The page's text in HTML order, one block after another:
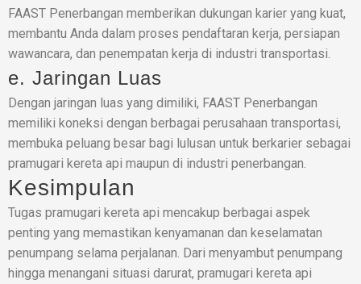
FAAST Penerbangan memberikan dukungan karier yang kuat,
membantu Anda dalam proses pendaftaran kerja, persiapan
wawancara, dan penempatan kerja di industri transportasi.
e. Jaringan Luas
Dengan jaringan luas yang dimiliki, FAAST Penerbangan
memiliki koneksi dengan berbagai perusahaan transportasi,
membuka peluang besar bagi lulusan untuk berkarier sebagai
pramugari kereta api maupun di industri penerbangan.
Kesimpulan
Tugas pramugari kereta api mencakup berbagai aspek
penting yang memastikan kenyamanan dan keselamatan
penumpang selama perjalanan. Dari menyambut penumpang
hingga menangani situasi darurat, pramugari kereta api